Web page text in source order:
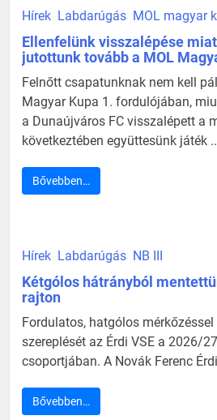
Hírek Labdarúgás MOL magyar
Ellenfelünk visszalépése
jutottunk tovább a MOL
Felnőtt csapatunknak nem kell
Magyar Kupa 1. fordulójában,
a Dunaújváros FC visszalépett a
következtében együttesünk játék
Bővebben…
Hírek Labdarúgás NB III
Kétgólos hátrányból
rajton
Fordulatos, hatgólos mérkőzéssel
szereplését az Érdi VSE a 2026/
csoportjában. A Novák Ferenc
Bővebben…